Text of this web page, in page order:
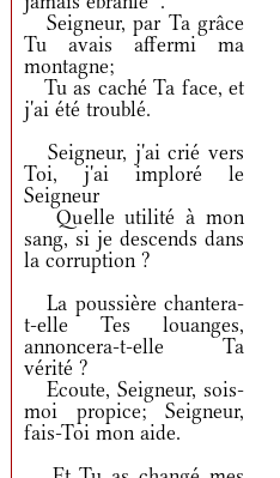
Seigneur, par Ta grâce
Tu avais affermi ma
montagne;
Tu as caché Ta face, et
j'ai été troublé.
Seigneur, j'ai crié vers
Toi, j'ai imploré le
Seigneur
Quelle utilité à mon
sang, si je descends dans
la corruption ?
La poussière chantera-
t-elle Tes louanges,
annoncera-t-elle Ta
vérité ?
Ecoute, Seigneur, sois-
moi propice; Seigneur,
fais-Toi mon aide.